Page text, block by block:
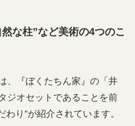
な柱”など美術の4つのこ
、『ぼくたちん家』の「井
ジオセットであることを前
わり”が紹介されています。